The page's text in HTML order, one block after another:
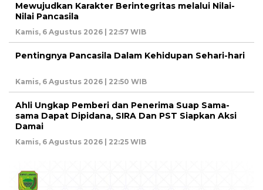
Mewujudkan Karakter Berintegritas melalui Nilai-
Nilai Pancasila
Kamis, 6 Agustus 2026 | 22:57 WIB
Pentingnya Pancasila Dalam Kehidupan Sehari-hari
Kamis, 6 Agustus 2026 | 22:50 WIB
Ahli Ungkap Pemberi dan Penerima Suap Sama-
sama Dapat Dipidana, SIRA Dan PST Siapkan Aksi
Damai
Kamis, 6 Agustus 2026 | 22:25 WIB